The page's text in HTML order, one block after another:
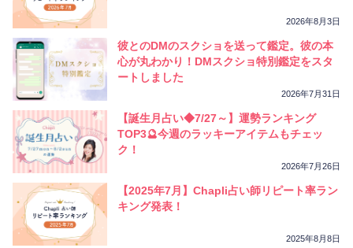
2026年8月3日
彼とのDMのスクショを送って鑑定。彼の本
心が丸わかり！DMスクショ特別鑑定をスタ
ートしました
2026年7月31日
【誕生月占い◆7/27～】運勢ランキング
TOP3🔮今週のラッキーアイテムもチェッ
ク！
2026年7月26日
【2025年7月】Chapli占い師リピート率ラン
キング発表！
2025年8月8日